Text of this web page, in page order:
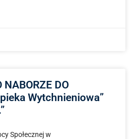
NABORZE DO
Wytchnieniowa”
Społecznej w